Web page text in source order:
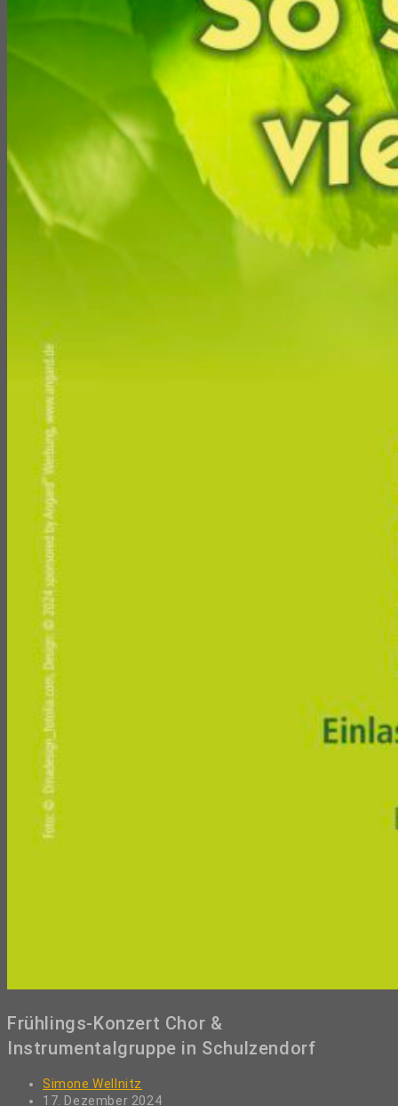
Frühlings-Konzert Chor &
Instrumentalgruppe in Schulzendorf
Beitrags-
Autor:
Simone Wellnitz
Beitrag
17. Dezember 2024